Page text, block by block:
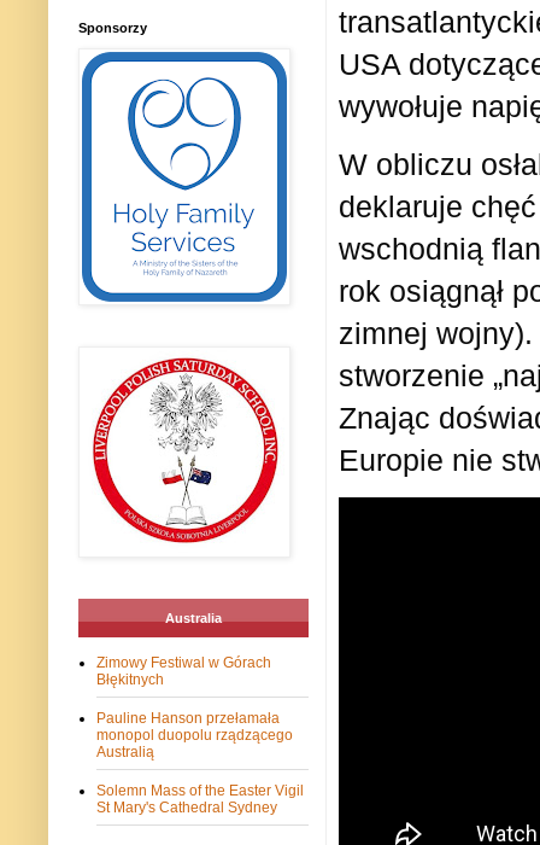
USA
wywołuje
W obliczu
deklaruje
wschodnią
rok osiągnął
zimnej
stworzenie
Znając
Europie nie
Sponsorzy
Australia
Zimowy Festiwal w Górach
Błękitnych
Pauline Hanson przełamała
monopol duopolu rządzącego
Australią
Solemn Mass of the Easter Vigil
St Mary's Cathedral Sydney